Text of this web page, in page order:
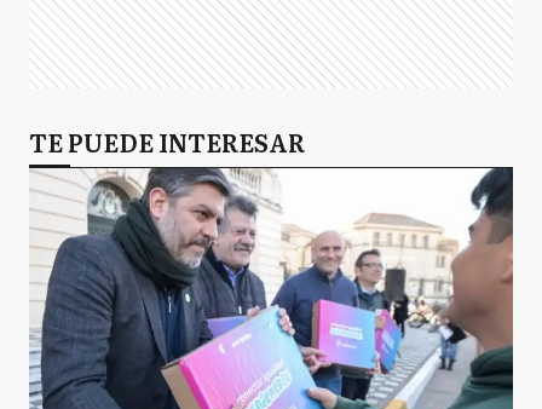
TE PUEDE INTERESAR